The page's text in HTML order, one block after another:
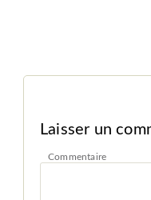
Laisser un